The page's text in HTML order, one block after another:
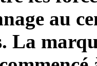
au
La